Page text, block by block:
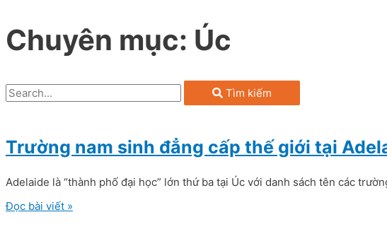
Chuyên mục: Úc
Tìm kiếm
Trường nam sinh đẳng cấp thế giới tại
Adelaide là “thành phố đại học” lớn thứ ba tại Úc với danh sách tên các
Đọc bài viết »